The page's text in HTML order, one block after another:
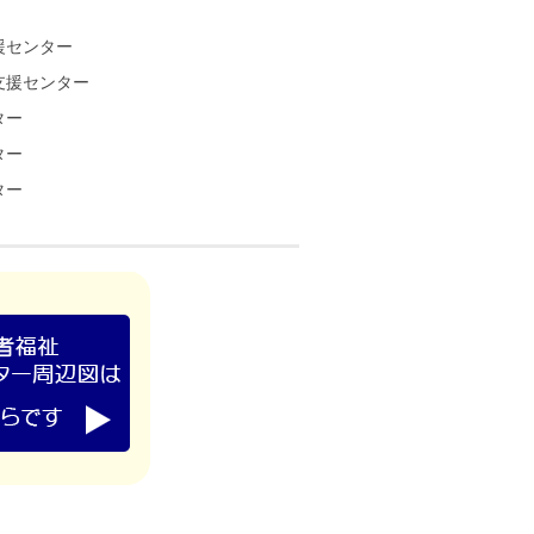
センター
援センター
ー
ー
ー